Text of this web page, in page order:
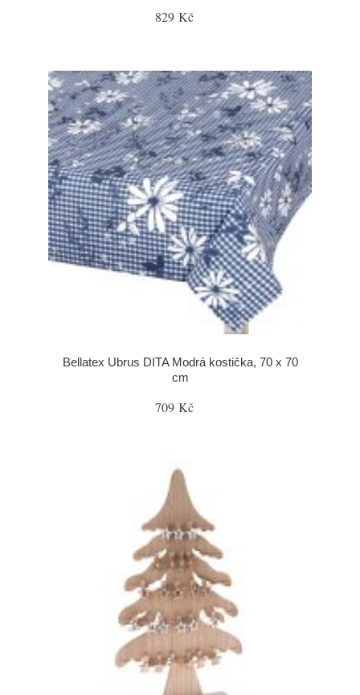
829 Kč
Bellatex Ubrus DITA Modrá kostička, 70 x 70
cm
709 Kč